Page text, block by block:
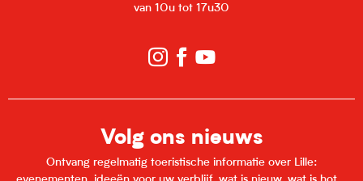
van 10u tot 17u30
Volg ons nieuws
Ontvang regelmatig toeristische informatie over Lille: